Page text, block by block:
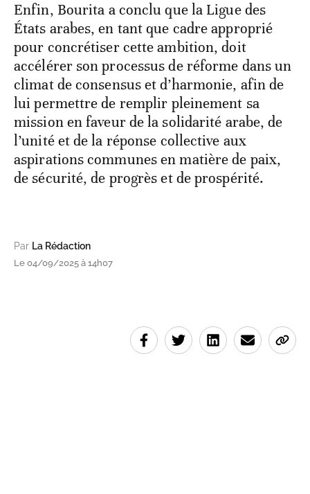
Enfin, Bourita a conclu que la Ligue des
États arabes, en tant que cadre approprié
pour concrétiser cette ambition, doit
accélérer son processus de réforme dans un
climat de consensus et d’harmonie, afin de
lui permettre de remplir pleinement sa
mission en faveur de la solidarité arabe, de
l’unité et de la réponse collective aux
aspirations communes en matière de paix,
de sécurité, de progrès et de prospérité.
Par La Rédaction
Le 04/09/2025 à 14h07